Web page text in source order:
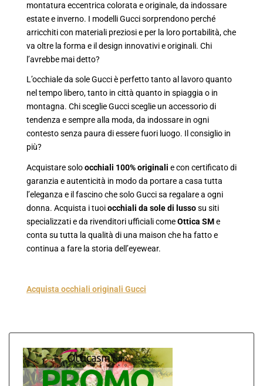
montatura eccentrica colorata e originale, da indossare
estate e inverno. I modelli Gucci sorprendono perché
arricchiti con materiali preziosi e per la loro portabilità, che
va oltre la forma e il design innovativi e originali. Chi
l’avrebbe mai detto?
L’occhiale da sole Gucci è perfetto tanto al lavoro quanto
nel tempo libero, tanto in città quanto in spiaggia o in
montagna. Chi sceglie Gucci sceglie un accessorio di
tendenza e sempre alla moda, da indossare in ogni
contesto senza paura di essere fuori luogo. Il consiglio in
più?
Acquistare soloocchiali 100% originali e con certificato di
garanzia e autenticità in modo da portare a casa tutta
l’eleganza e il fascino che solo Gucci sa regalare a ogni
donna. Acquista i tuoiocchiali da sole di lussosu siti
specializzati e da rivenditori ufficiali comeOttica SMe
conta su tutta la qualità di una maison che ha fatto e
continua a fare la storia dell’eyewear.
Acquista occhiali originali Gucci